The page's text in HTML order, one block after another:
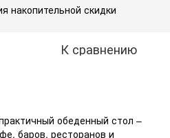
накопительной скидки
К сравнению
обеденный стол –
баров, ресторанов и